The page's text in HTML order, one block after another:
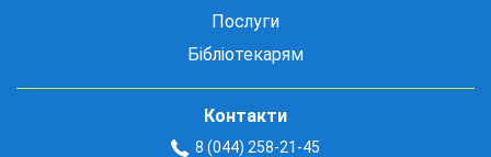
Послуги
Бібліотекарям
Контакти
8 (044) 258-21-45